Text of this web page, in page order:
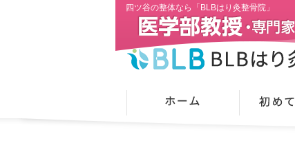
四ツ谷の整体なら「BLBはり灸整骨院」